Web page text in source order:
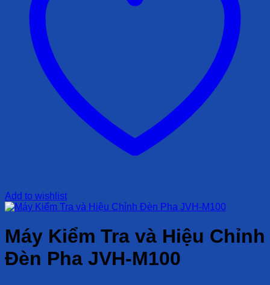
Add to wishlist
Máy Kiểm Tra và Hiệu Chỉnh
Đèn Pha JVH-M100